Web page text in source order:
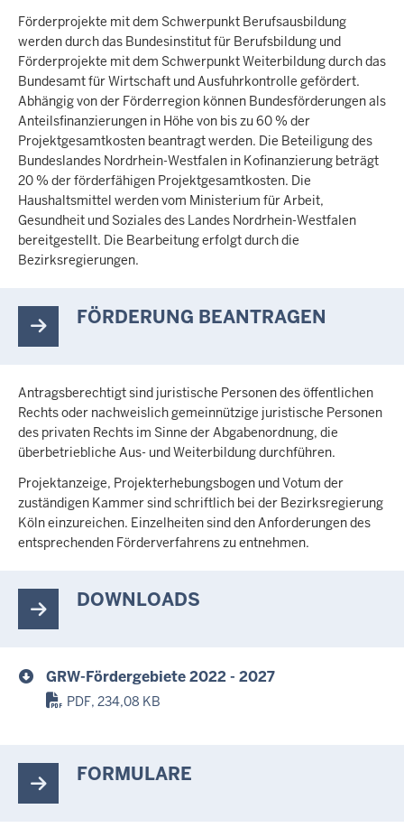
Förderprojekte mit dem Schwerpunkt Berufsausbildung
werden durch das Bundesinstitut für Berufsbildung und
Förderprojekte mit dem Schwerpunkt Weiterbildung durch das
Bundesamt für Wirtschaft und Ausfuhrkontrolle gefördert.
Abhängig von der Förderregion können Bundesförderungen als
Anteilsfinanzierungen in Höhe von bis zu 60 % der
Projektgesamtkosten beantragt werden. Die Beteiligung des
Bundeslandes Nordrhein-Westfalen in Kofinanzierung beträgt
20 % der förderfähigen Projektgesamtkosten. Die
Haushaltsmittel werden vom Ministerium für Arbeit,
Gesundheit und Soziales des Landes Nordrhein-Westfalen
bereitgestellt. Die Bearbeitung erfolgt durch die
Bezirksregierungen.
FÖRDERUNG BEANTRAGEN
Antragsberechtigt sind juristische Personen des öffentlichen
Rechts oder nachweislich gemeinnützige juristische Personen
des privaten Rechts im Sinne der Abgabenordnung, die
überbetriebliche Aus- und Weiterbildung durchführen.
Projektanzeige, Projekterhebungsbogen und Votum der
zuständigen Kammer sind schriftlich bei der Bezirksregierung
Köln einzureichen. Einzelheiten sind den Anforderungen des
entsprechenden Förderverfahrens zu entnehmen.
DOWNLOADS
GRW-Fördergebiete 2022 - 2027
PDF, 234,08 KB
FORMULARE